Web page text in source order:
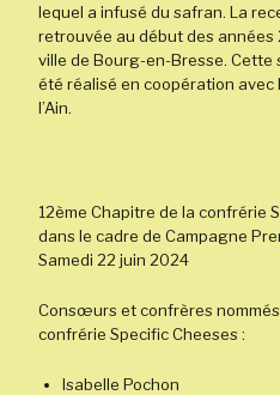
lequel a infusé du safran. La
retrouvée au début des
ville de Bourg-en-Bresse. Cette
été réalisé en coopération avec
l’Ain.
12ème Chapitre de la confrérie
dans le cadre de Campagne
Samedi 22 juin 2024
Consœurs et confrères
confrérie Specific Cheeses :
Isabelle Pochon